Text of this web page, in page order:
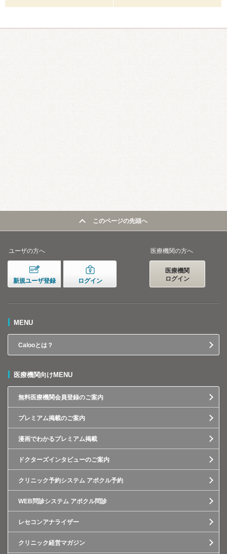
このページの先頭へ
ユーザの方へ
新規ユーザ登録 ログイン
医療機関の方へ
医療機関
ログイン
MENU
Calooとは？
医療機関向けMENU
無料医療機関会員登録のご案内
プレミアム掲載のご案内
漫画でわかるプレミアム掲載
ドクターズインタビューのご案内
クリニック予約システム アポクル予約
WEB問診システム アポクル問診
レセコンアナライザー
クリニック経営マガジン